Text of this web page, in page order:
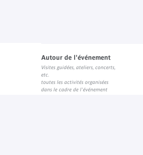
Autour de l'événement
Visites guidées, ateliers, concerts,
etc.
toutes les activités organisées
dans le cadre de l'événement